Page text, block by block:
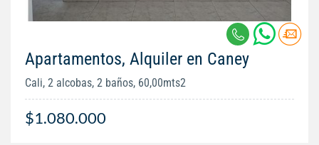
Apartamentos, Alquiler en Caney
Cali, 2 alcobas, 2 baños, 60,00mts2
$1.080.000